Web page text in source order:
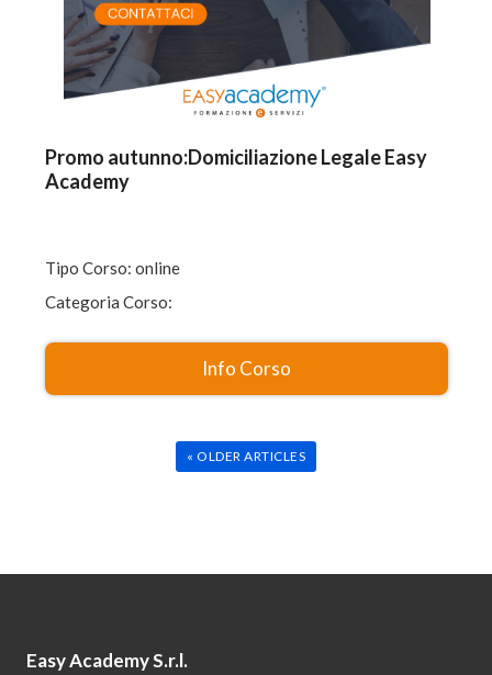
Promo autunno:Domiciliazione Legale Easy
Academy
Tipo Corso: online
Categoria Corso:
Info Corso
« OLDER ARTICLES
Easy Academy S.r.l.